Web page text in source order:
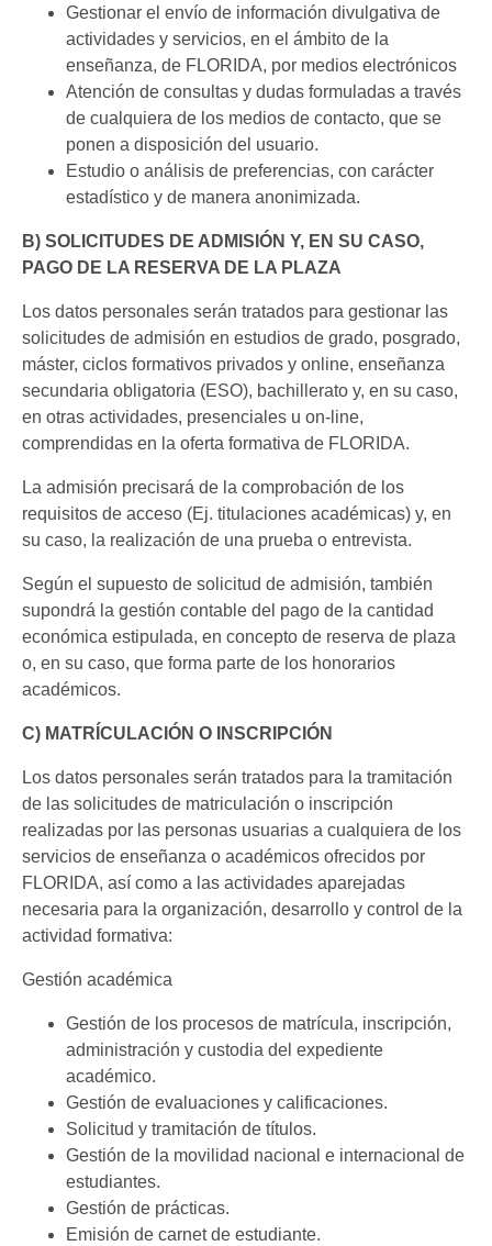
Gestionar el envío de información divulgativa de
actividades y servicios, en el ámbito de la
enseñanza, de FLORIDA, por medios electrónicos
Atención de consultas y dudas formuladas a través
de cualquiera de los medios de contacto, que se
ponen a disposición del usuario.
Estudio o análisis de preferencias, con carácter
estadístico y de manera anonimizada.
B) SOLICITUDES DE ADMISIÓN Y, EN SU CASO,
PAGO DE LA RESERVA DE LA PLAZA
Los datos personales serán tratados para gestionar las
solicitudes de admisión en estudios de grado, posgrado,
máster, ciclos formativos privados y online, enseñanza
secundaria obligatoria (ESO), bachillerato y, en su caso,
en otras actividades, presenciales u on-line,
comprendidas en la oferta formativa de FLORIDA.
La admisión precisará de la comprobación de los
requisitos de acceso (Ej. titulaciones académicas) y, en
su caso, la realización de una prueba o entrevista.
Según el supuesto de solicitud de admisión, también
supondrá la gestión contable del pago de la cantidad
económica estipulada, en concepto de reserva de plaza
o, en su caso, que forma parte de los honorarios
académicos.
C) MATRÍCULACIÓN O INSCRIPCIÓN
Los datos personales serán tratados para la tramitación
de las solicitudes de matriculación o inscripción
realizadas por las personas usuarias a cualquiera de los
servicios de enseñanza o académicos ofrecidos por
FLORIDA, así como a las actividades aparejadas
necesaria para la organización, desarrollo y control de la
actividad formativa:
Gestión académica
Gestión de los procesos de matrícula, inscripción,
administración y custodia del expediente
académico.
Gestión de evaluaciones y calificaciones.
Solicitud y tramitación de títulos.
Gestión de la movilidad nacional e internacional de
estudiantes.
Gestión de prácticas.
Emisión de carnet de estudiante.